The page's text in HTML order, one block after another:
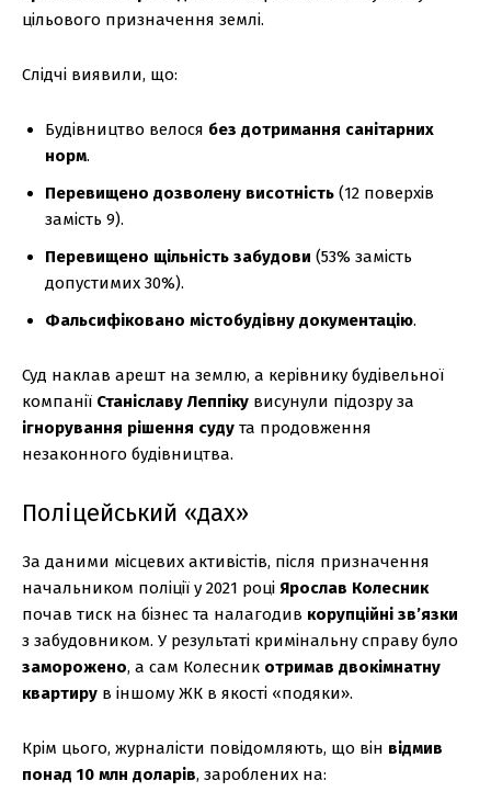
цільового призначення землі.
Слідчі виявили, що:
Будівництво велося без дотримання санітарних
норм.
Перевищено дозволену висотність (12 поверхів
замість 9).
Перевищено щільність забудови (53% замість
допустимих 30%).
Фальсифіковано містобудівну документацію.
Суд наклав арешт на землю, а керівнику будівельної
компанії Станіславу Леппіку висунули підозру за
ігнорування рішення суду та продовження
незаконного будівництва.
Поліцейський «дах»
За даними місцевих активістів, після призначення
начальником поліції у 2021 році Ярослав Колесник
почав тиск на бізнес та налагодив корупційні зв’язки
з забудовником. У результаті кримінальну справу було
заморожено, а сам Колесник отримав двокімнатну
квартиру в іншому ЖК в якості «подяки».
Крім цього, журналісти повідомляють, що він відмив
понад 10 млн доларів, зароблених на: